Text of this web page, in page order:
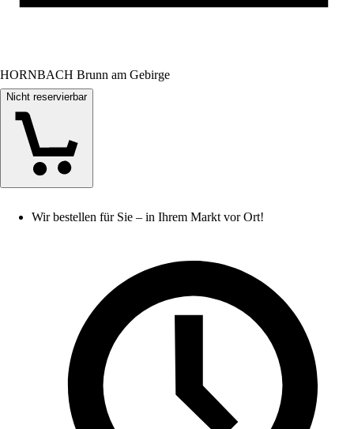
HORNBACH Brunn am Gebirge
Nicht reservierbar
Wir bestellen für Sie – in Ihrem Markt vor Ort!